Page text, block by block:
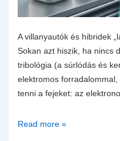
A villanyautók és hibridek
Sokan azt hiszik, ha nincs
tribológia (a súrlódás és
elektromos
tenni a fejeket: az
A
Read more »